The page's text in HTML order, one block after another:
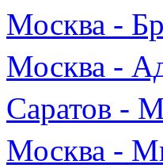
Москва -
Москва -
Саратов -
Москва -